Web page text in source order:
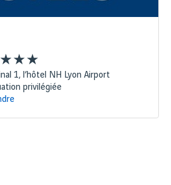
1, l’hôtel NH Lyon Airport
privilégiée